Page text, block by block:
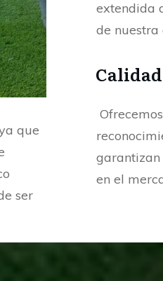
que
ser
extendida
de nuestra
en el